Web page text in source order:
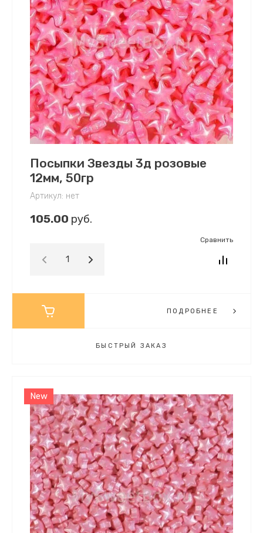
Посыпки Звезды 3д розовые
12мм, 50гр
Артикул: нет
105.00 руб.
Сравнить
ПОДРОБНЕЕ
БЫСТРЫЙ ЗАКАЗ
New